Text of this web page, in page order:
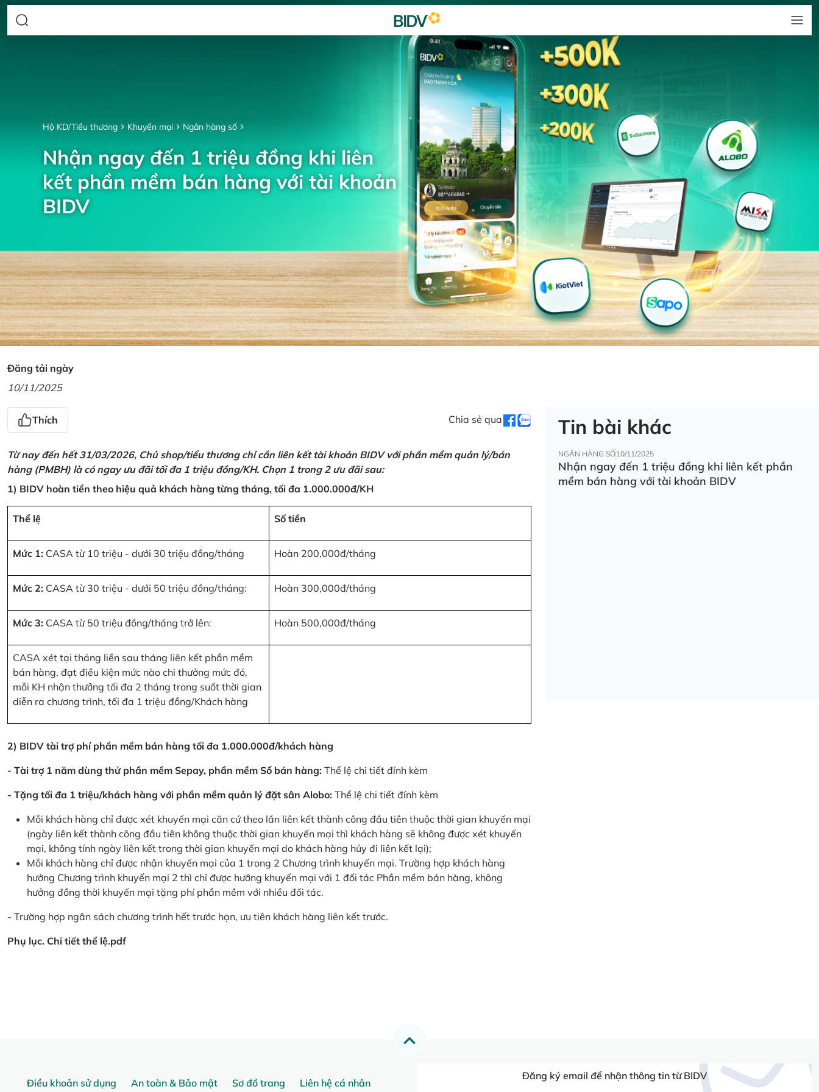
Hộ KD/Tiểu thương Khuyến mại Ngân hàng số
Nhận ngay đến 1 triệu đồng khi liên
kết phần mềm bán hàng với tài khoản
BIDV
Đăng tải ngày
10/11/2025
Thích Chia sẻ qua
Từ nay đến hết 31/03/2026, Chủ shop/tiểu thương chỉ cần liên kết tài khoản BIDV với phần mềm quản lý/bán
hàng (PMBH) là có ngay ưu đãi tối đa 1 triệu đồng/KH. Chọn 1 trong 2 ưu đãi sau:
1) BIDV hoàn tiền theo hiệu quả khách hàng từng tháng, tối đa 1.000.000đ/KH
Thể lệ Số tiền
Mức 1: CASA từ 10 triệu - dưới 30 triệu đồng/tháng Hoàn 200,000đ/tháng
Mức 2: CASA từ 30 triệu - dưới 50 triệu đồng/tháng: Hoàn 300,000đ/tháng
Mức 3: CASA từ 50 triệu đồng/tháng trở lên: Hoàn 500,000đ/tháng
CASA xét tại tháng liền sau tháng liên kết phần mềm
bán hàng, đạt điều kiện mức nào chi thưởng mức đó,
mỗi KH nhận thưởng tối đa 2 tháng trong suốt thời gian
diễn ra chương trình, tối đa 1 triệu đồng/Khách hàng
2) BIDV tài trợ phí phần mềm bán hàng tối đa 1.000.000đ/khách hàng
- Tài trợ 1 năm dùng thử phần mềm Sepay, phần mềm Sổ bán hàng: Thể lệ chi tiết đính kèm
- Tặng tối đa 1 triệu/khách hàng với phần mềm quản lý đặt sân Alobo: Thể lệ chi tiết đính kèm
Mỗi khách hàng chỉ được xét khuyến mại căn cứ theo lần liên kết thành công đầu tiên thuộc thời gian khuyến mại
(ngày liên kết thành công đầu tiên không thuộc thời gian khuyến mại thì khách hàng sẽ không được xét khuyến
mại, không tính ngày liên kết trong thời gian khuyến mại do khách hàng hủy đi liên kết lại);
Mỗi khách hàng chỉ được nhận khuyến mại của 1 trong 2 Chương trình khuyến mại. Trường hợp khách hàng
hưởng Chương trình khuyến mại 2 thì chỉ được hưởng khuyến mại với 1 đối tác Phần mềm bán hàng, không
hưởng đồng thời khuyến mại tặng phí phần mềm với nhiều đối tác.
- Trường hợp ngân sách chương trình hết trước hạn, ưu tiên khách hàng liên kết trước.
Phụ lục. Chi tiết thể lệ.pdf
Tin bài khác
NGÂN HÀNG SỐ10/11/2025
Nhận ngay đến 1 triệu đồng khi liên kết phần
mềm bán hàng với tài khoản BIDV
Điều khoản sử dụng An toàn & Bảo mật Sơ đồ trang
Liên hệ cá nhân
Đăng ký email để nhận thông tin từ BIDV